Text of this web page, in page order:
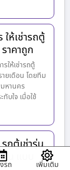
ให้เช่ารถตู้
าคาถูก
รให้เช่ารถตู้
ยเดือน โดยทีม
หานคร
บใจ เมื่อใช้
ถตู้เช่ารุ่น
น แบบ
รถ เพิ่มเติม